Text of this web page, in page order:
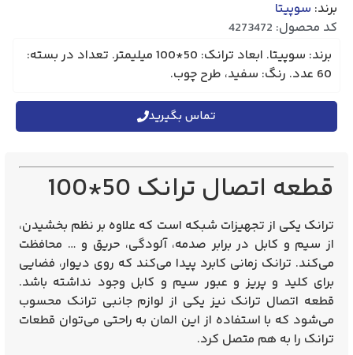
برند: سوپیتا
کد محصول: 4273472
برند: سوپیتا. ابعاد ترانک: 50*100 میلیمتر. تعداد در بسته:
60 عدد. رنگ: سفید، طرح چوب.
تماس بگیرید
قطعه اتصال ترانک 50*100
ترانک یکی از تجهیزات شبکه است که علاوه بر نظم بخشیدن،
از سیم و کابل در برابر صدمه، آلودگی، حریق و … محافظت
می‌کند. ترانک زمانی کابرد پیدا می‌کند که روی دیوار، فضایی
برای کلید و پریز و عبور سیم و کابل وجود نداشته باشد.
قطعه اتصال ترانک نیز یکی از لوازم جانبی ترانک محسوب
می‌شود که با استفاده از این المان به راحتی می‌توان قطعات
ترانک را به هم متصل کرد.